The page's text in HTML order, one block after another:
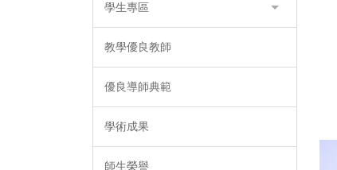
學生專區
教學優良教師
優良導師典範
學術成果
師生榮譽